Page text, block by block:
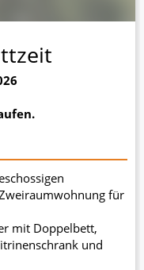
für
mit Doppelbett,
und